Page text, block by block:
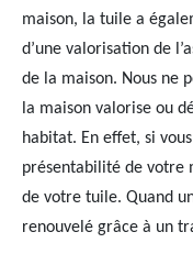
maison, la tuile a
d’une valorisation de
de la maison. Nous ne
la maison valorise ou
habitat. En effet, si
présentabilité de votre
de votre tuile. Quand
renouvelé grâce à un